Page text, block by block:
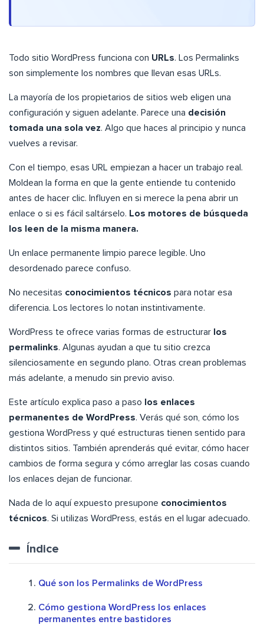
Todo sitio WordPress funciona con URLs. Los Permalinks
son simplemente los nombres que llevan esas URLs.
La mayoría de los propietarios de sitios web eligen una
configuración y siguen adelante. Parece una decisión
tomada una sola vez. Algo que haces al principio y nunca
vuelves a revisar.
Con el tiempo, esas URL empiezan a hacer un trabajo real.
Moldean la forma en que la gente entiende tu contenido
antes de hacer clic. Influyen en si merece la pena abrir un
enlace o si es fácil saltárselo. Los motores de búsqueda
los leen de la misma manera.
Un enlace permanente limpio parece legible. Uno
desordenado parece confuso.
No necesitas conocimientos técnicos para notar esa
diferencia. Los lectores lo notan instintivamente.
WordPress te ofrece varias formas de estructurar los
permalinks. Algunas ayudan a que tu sitio crezca
silenciosamente en segundo plano. Otras crean problemas
más adelante, a menudo sin previo aviso.
Este artículo explica paso a paso
los enlaces
permanentes de WordPress. Verás qué son, cómo los
gestiona WordPress y qué estructuras tienen sentido para
distintos sitios. También aprenderás qué evitar, cómo hacer
cambios de forma segura y cómo arreglar las cosas cuando
los enlaces dejan de funcionar.
Nada de lo aquí expuesto presupone conocimientos
técnicos. Si utilizas WordPress, estás en el lugar adecuado.
Índice
Qué son los Permalinks de WordPress
Cómo gestiona WordPress los enlaces
permanentes entre bastidores